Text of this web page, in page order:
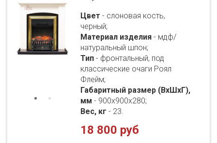
Цвет - слоновая кость,
черный;
Материал изделия - мдф/
натуральный шпон;
Тип - фронтальный, под
классические очаги Роял
Флейм;
Габаритный размер (ВхШхГ),
мм - 900х900х280;
Вес, кг - 23.
18 800 руб